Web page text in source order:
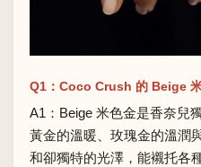
Q1：Coco Crush 的 Beige
A1：Beige 米色金是香奈兒
黃金的溫暖、玫瑰金的溫潤
和卻獨特的光澤，能襯托各